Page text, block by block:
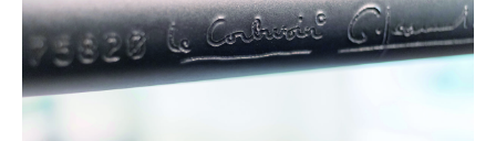
... voir tous les luminaires
Lits